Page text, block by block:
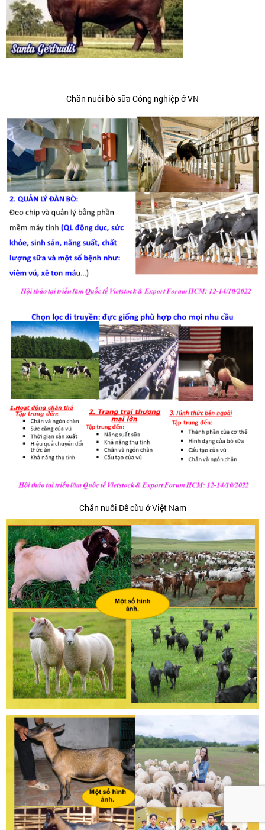
Chăn nuôi bò sữa Công nghiệp ở VN
Chăn nuôi Dê cừu ở Việt Nam